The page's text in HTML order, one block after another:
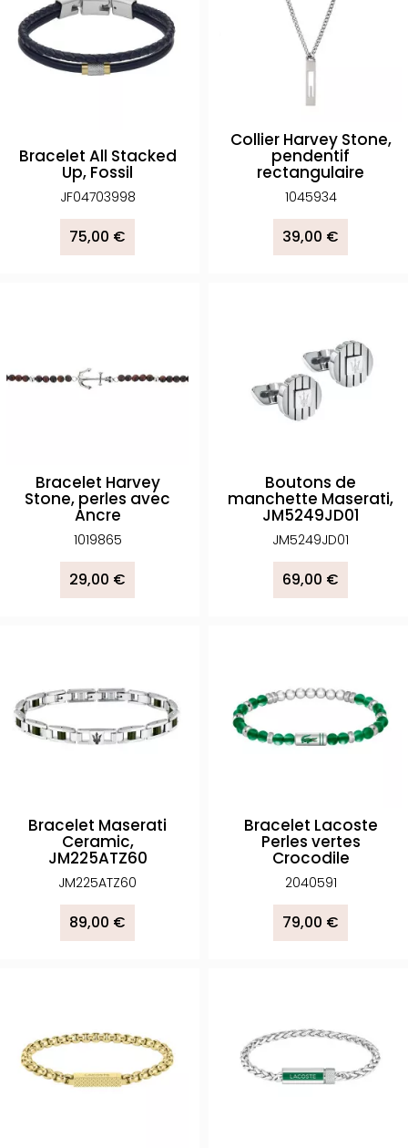
Bracelet All Stacked
Up, Fossil
JF04703998
75,00 €
Collier Harvey Stone,
pendentif
rectangulaire
1045934
39,00 €
Bracelet Harvey
Stone, perles avec
Ancre
1019865
29,00 €
Boutons de
manchette Maserati,
JM5249JD01
JM5249JD01
69,00 €
Bracelet Maserati
Ceramic,
JM225ATZ60
JM225ATZ60
89,00 €
Bracelet Lacoste
Perles vertes
Crocodile
2040591
79,00 €